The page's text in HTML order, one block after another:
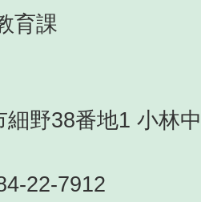
育課
細野38番地1 小林
22-7912